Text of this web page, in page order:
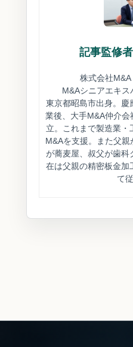
記事監修
株式会社
M&Aシニアエキ
東京都昭島市出身。慶
業後、大手M&A仲介
立。これまで製造業・
M&Aを支援。また父
が蕎麦屋、叔父が歯科
在は父親の精密板金加
て